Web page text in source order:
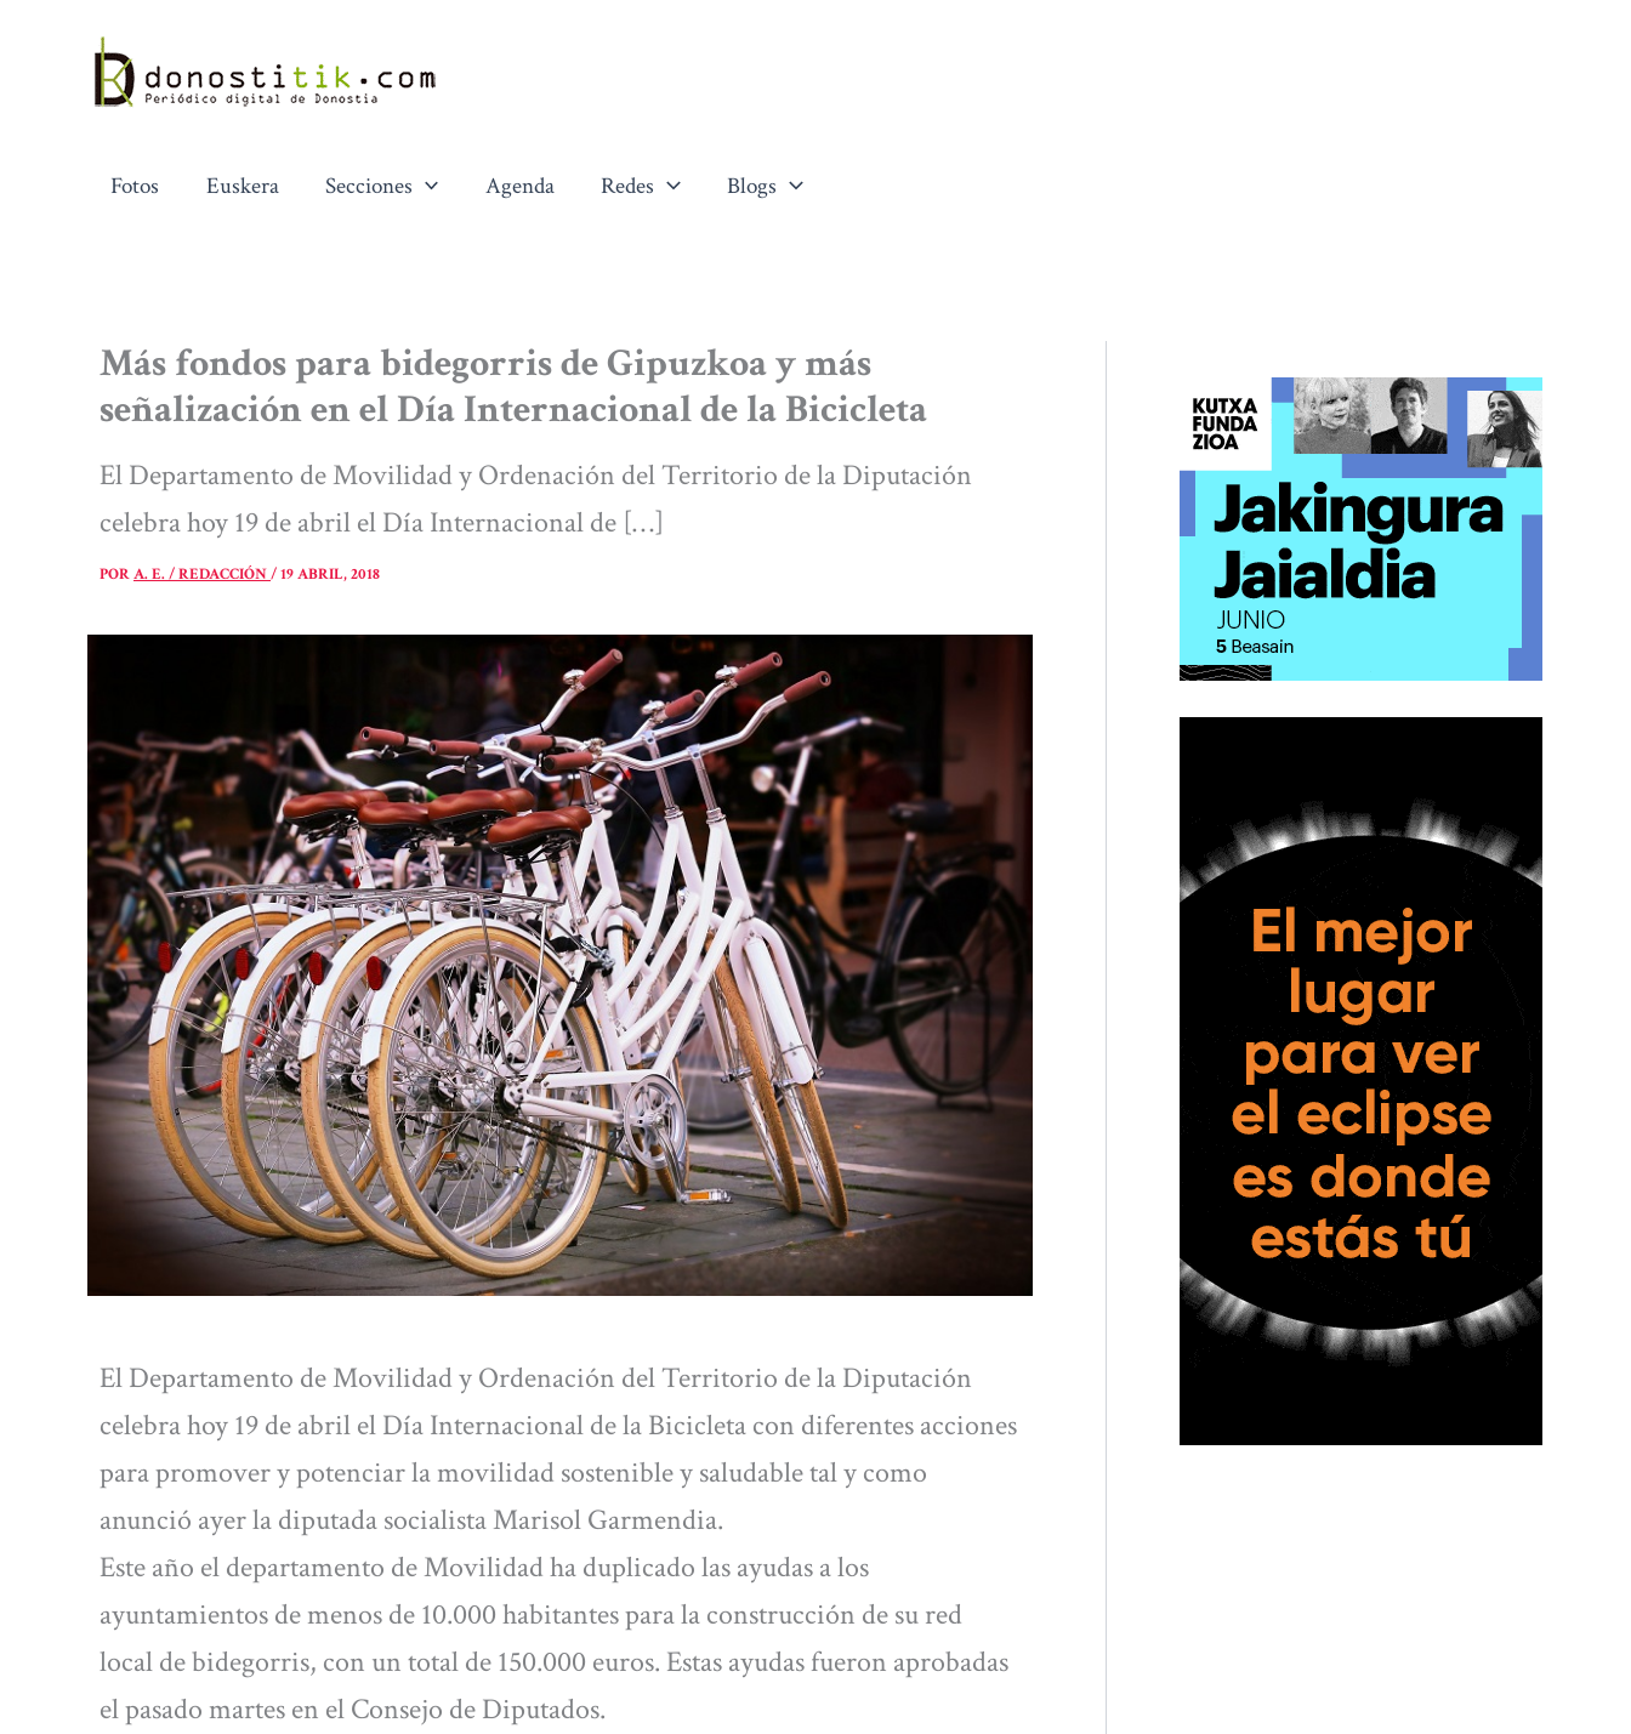
contenido
Fotos Euskera Secciones Agenda Redes Blogs
Más fondos para bidegorris de Gipuzkoa y más
señalización en el Día Internacional de la Bicicleta
El Departamento de Movilidad y Ordenación del Territorio de la Diputación
celebra hoy 19 de abril el Día Internacional de […]
PORA. E. / REDACCIÓN/19 ABRIL, 2018
El Departamento de Movilidad y Ordenación del Territorio de la Diputación
celebra hoy 19 de abril el Día Internacional de la Bicicleta con diferentes acciones
para promover y potenciar la movilidad sostenible y saludable tal y como
anunció ayer la diputada socialista Marisol Garmendia.
Este año el departamento de Movilidad ha duplicado las ayudas a los
ayuntamientos de menos de 10.000 habitantes para la construcción de su red
local de bidegorris, con un total de 150.000 euros. Estas ayudas fueron aprobadas
el pasado martes en el Consejo de Diputados.